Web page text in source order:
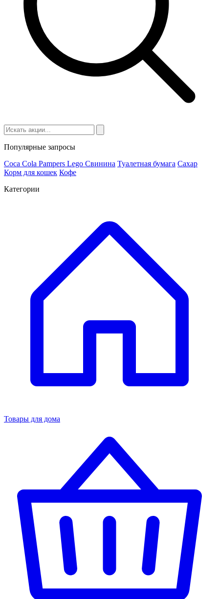
Популярные запросы
Coca Cola Pampers Lego Cвинина Туалетная бумага Сахар
Корм для кошек Кофе
Категории
Товары для дома